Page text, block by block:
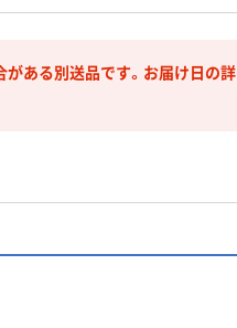
ある別送品です。お届け日の詳